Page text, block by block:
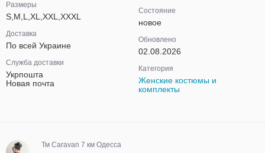
Размеры
S,M,L,XL,XXL,XXXL
Доставка
По всей Украине
Служба доставки
Укрпошта
Новая почта
Состояние
новое
Обновлено
02.08.2026
Категория
Женские костюмы и
комплекты
Тм Caravan 7 км Одесса